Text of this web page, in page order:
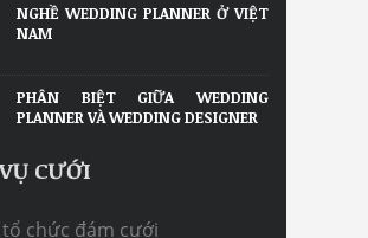
NGHỀ WEDDING PLANNER Ở VIỆT
NAM
PHÂN BIỆT GIỮA WEDDING
PLANNER VÀ WEDDING DESIGNER
CƯỚI
chức đám cưới